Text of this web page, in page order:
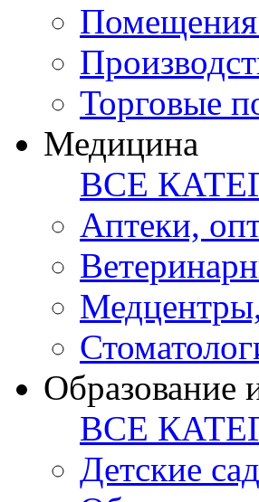
Помещения
Торговые
Медицина
ВСЕ
Аптеки,
Образование
ВСЕ
Детские